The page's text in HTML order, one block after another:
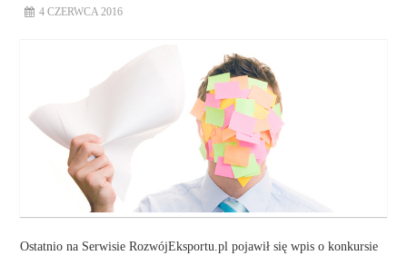
4 CZERWCA 2016
Ostatnio na Serwisie RozwójEksportu.pl pojawił się wpis o konkursie